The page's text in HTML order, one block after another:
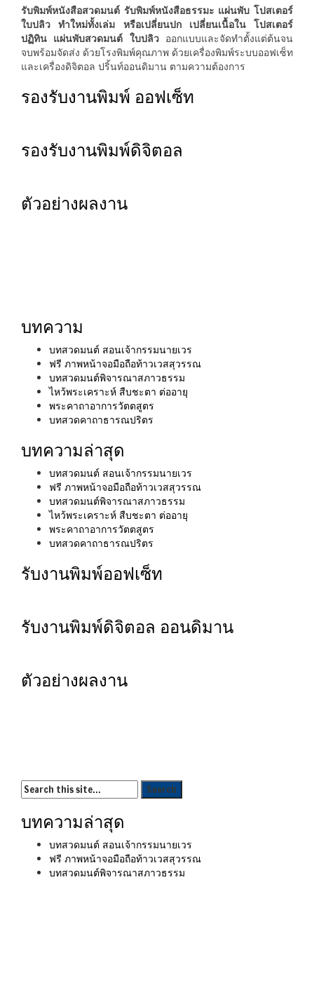
รับพิมพ์หนังสือสวดมนต์ รับพิมพ์หนังสือธรรมะ แผ่นพับ โปสเตอร์
ใบปลิว ทำใหม่ทั้งเล่ม หรือเปลี่ยนปก เปลี่ยนเนื้อใน โปสเตอร์
ปฏิทิน แผ่นพับสวดมนต์ ใบปลิว ออกแบบและจัดทำตั้งแต่ต้นจน
จบพร้อมจัดส่ง ด้วยโรงพิมพ์คุณภาพ ด้วยเครื่องพิมพ์ระบบออฟเซ็ท
และเครื่องดิจิตอล ปริ้นท์ออนดิมาน ตามความต้องการ
รองรับงานพิมพ์ ออฟเซ็ท
รองรับงานพิมพ์ดิจิตอล
ตัวอย่างผลงาน
บทความ
บทสวดมนต์ สอนเจ้ากรรมนายเวร
ฟรี ภาพหน้าจอมือถือท้าวเวสสุวรรณ
บทสวดมนต์พิจารณาสภาวธรรม
ไหว้พระเคราะห์ สืบชะตา ต่ออายุ
พระคาถาอาการวัตตสูตร
บทสวดคาถาธารณปริตร
บทความล่าสุด
บทสวดมนต์ สอนเจ้ากรรมนายเวร
ฟรี ภาพหน้าจอมือถือท้าวเวสสุวรรณ
บทสวดมนต์พิจารณาสภาวธรรม
ไหว้พระเคราะห์ สืบชะตา ต่ออายุ
พระคาถาอาการวัตตสูตร
บทสวดคาถาธารณปริตร
รับงานพิมพ์ออฟเซ็ท
รับงานพิมพ์ดิจิตอล ออนดิมาน
ตัวอย่างผลงาน
บทความล่าสุด
บทสวดมนต์ สอนเจ้ากรรมนายเวร
ฟรี ภาพหน้าจอมือถือท้าวเวสสุวรรณ
บทสวดมนต์พิจารณาสภาวธรรม